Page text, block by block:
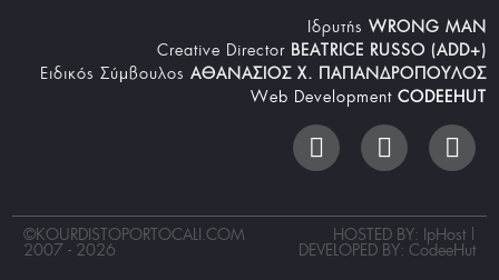
Iδρυτής WRONG MAN
Creative Director BEATRICE RUSSO (ADD+)
Ειδικός Σύμβουλος ΑΘΑΝΑΣΙΟΣ Χ. ΠΑΠΑΝΔΡΟΠΟΥΛΟΣ
Web Development CODEEHUT
©KOURDISTOPORTOCALI.COM
2007 - 2026
HOSTED BY: IpHost |
DEVELOPED BY: CodeeHut